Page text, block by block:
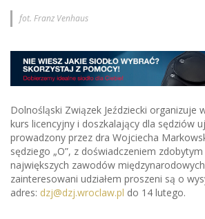
fot. Franz Venhaus
Dolnośląski Związek Jeździecki organizuje
kurs licencyjny i doszkalający dla sędziów
prowadzony przez dra Wojciecha
sędziego „O”, z doświadczeniem
największych zawodów
zainteresowani udziałem proszeni są o
adres: dzj@dzj.wroclaw.pl do 14 lutego.